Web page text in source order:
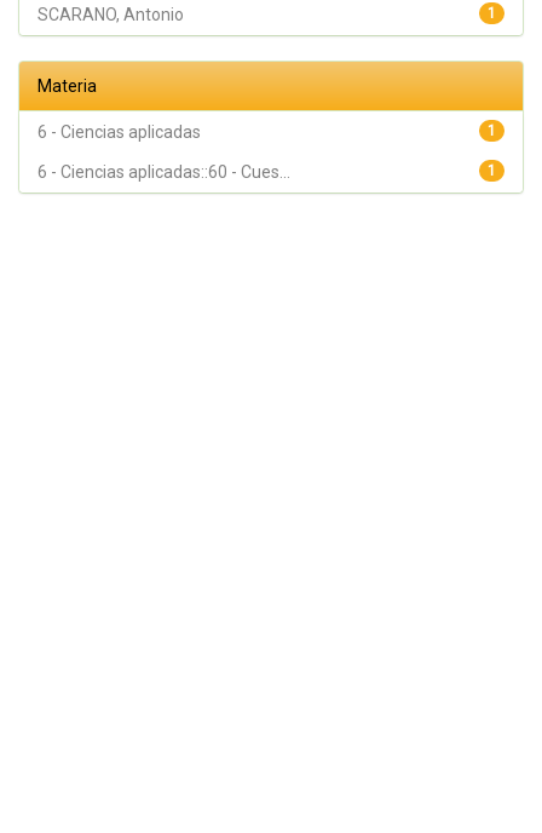
1
SCARANO, Antonio
Materia
1
6 - Ciencias aplicadas
1
6 - Ciencias aplicadas::60 - Cues...